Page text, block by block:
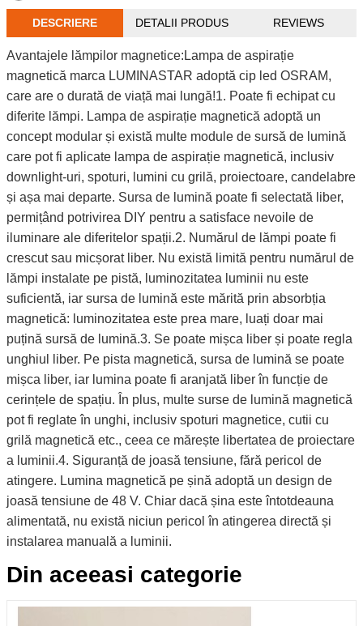
DESCRIERE DETALII PRODUS REVIEWS
Avantajele lămpilor magnetice:Lampa de aspirație
magnetică marca LUMINASTAR adoptă cip led OSRAM,
care are o durată de viață mai lungă!1. Poate fi echipat cu
diferite lămpi. Lampa de aspirație magnetică adoptă un
concept modular și există multe module de sursă de lumină
care pot fi aplicate lampa de aspirație magnetică, inclusiv
downlight-uri, spoturi, lumini cu grilă, proiectoare, candelabre
și așa mai departe. Sursa de lumină poate fi selectată liber,
permițând potrivirea DIY pentru a satisface nevoile de
iluminare ale diferitelor spații.2. Numărul de lămpi poate fi
crescut sau micșorat liber. Nu există limită pentru numărul de
lămpi instalate pe pistă, luminozitatea luminii nu este
suficientă, iar sursa de lumină este mărită prin absorbția
magnetică: luminozitatea este prea mare, luați doar mai
puțină sursă de lumină.3. Se poate mișca liber și poate regla
unghiul liber. Pe pista magnetică, sursa de lumină se poate
mișca liber, iar lumina poate fi aranjată liber în funcție de
cerințele de spațiu. În plus, multe surse de lumină magnetică
pot fi reglate în unghi, inclusiv spoturi magnetice, cutii cu
grilă magnetică etc., ceea ce mărește libertatea de proiectare
a luminii.4. Siguranță de joasă tensiune, fără pericol de
atingere. Lumina magnetică pe șină adoptă un design de
joasă tensiune de 48 V. Chiar dacă șina este întotdeauna
alimentată, nu există niciun pericol în atingerea directă și
instalarea manuală a luminii.
Din aceeasi categorie